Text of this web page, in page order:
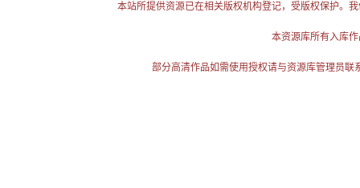
本站所提供资源已在相关版权机构登记，受版权保护。
本资源库所有入库
部分高清作品如需使用授权请与资源库管理员联